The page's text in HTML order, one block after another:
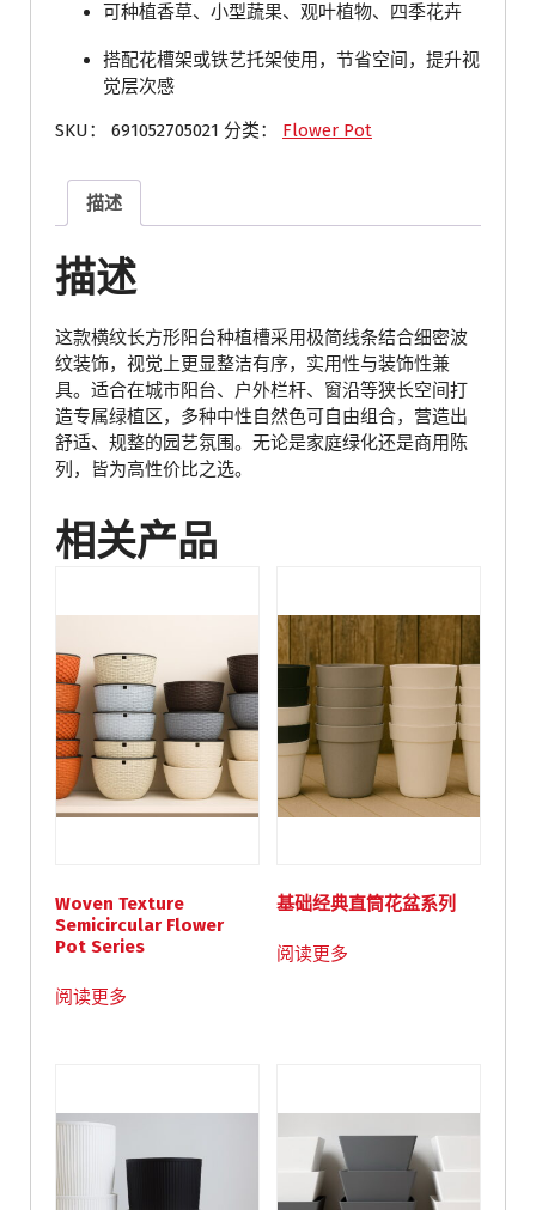
可种植香草、小型蔬果、观叶植物、四季花卉
搭配花槽架或铁艺托架使用，节省空间，提升视
觉层次感
SKU： 691052705021 分类： Flower Pot
描述
描述
这款横纹长方形阳台种植槽采用极简线条结合细密波
纹装饰，视觉上更显整洁有序，实用性与装饰性兼
具。适合在城市阳台、户外栏杆、窗沿等狭长空间打
造专属绿植区，多种中性自然色可自由组合，营造出
舒适、规整的园艺氛围。无论是家庭绿化还是商用陈
列，皆为高性价比之选。
相关产品
Woven Texture
Semicircular Flower
Pot Series
阅读更多
基础经典直筒花盆系列
阅读更多